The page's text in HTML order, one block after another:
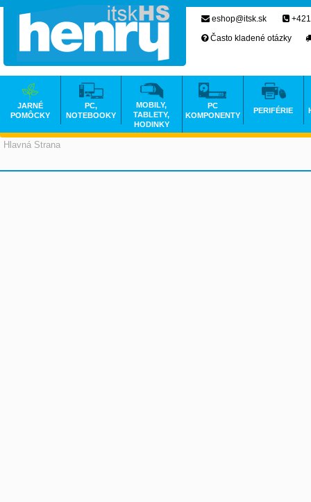
Hlavná Strana
eshop@itsk.sk
Často kladené otázky
JARNÉ
POMÔCKY
PC,
NOTEBOOKY
MOBILY,
TABLETY,
HODINKY
PC
KOMPONENTY
PERIFÉRIE